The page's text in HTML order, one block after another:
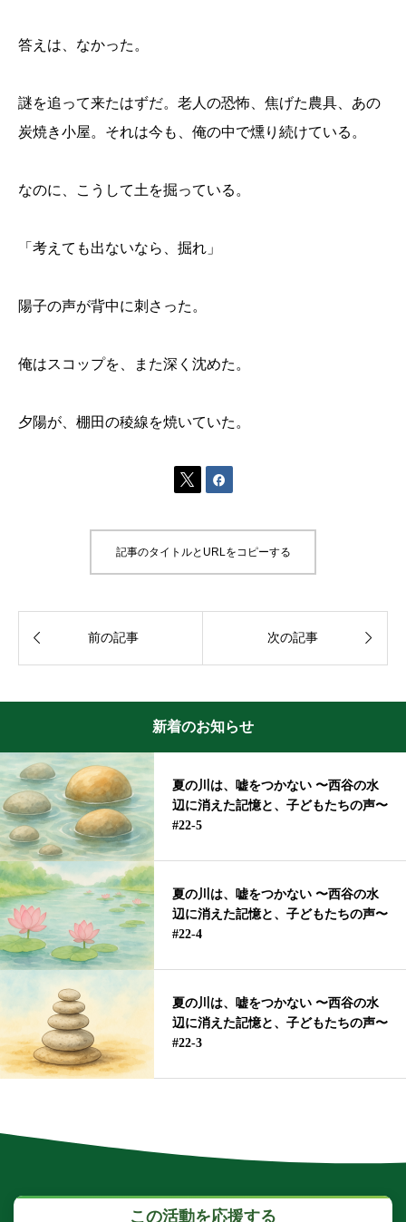
答えは、なかった。
謎を追って来たはずだ。老人の恐怖、焦げた農具、あの
炭焼き小屋。それは今も、俺の中で燻り続けている。
なのに、こうして土を掘っている。
「考えても出ないなら、掘れ」
陽子の声が背中に刺さった。
俺はスコップを、また深く沈めた。
夕陽が、棚田の稜線を焼いていた。
 
記事のタイトルとURLをコピーする
 前の記事 次の記事 
新着のお知らせ
夏の川は、嘘をつかない 〜西谷の水
辺に消えた記憶と、子どもたちの声〜
#22-5
夏の川は、嘘をつかない 〜西谷の水
辺に消えた記憶と、子どもたちの声〜
#22-4
夏の川は、嘘をつかない 〜西谷の水
辺に消えた記憶と、子どもたちの声〜
#22-3
この活動を応援する